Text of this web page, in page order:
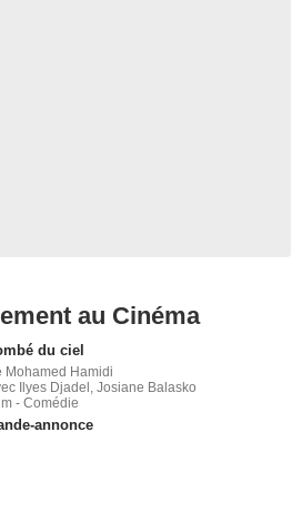
au Cinéma
du ciel
Mohamed Hamidi
Ilyes Djadel, Josiane Balasko
- Comédie
annonce